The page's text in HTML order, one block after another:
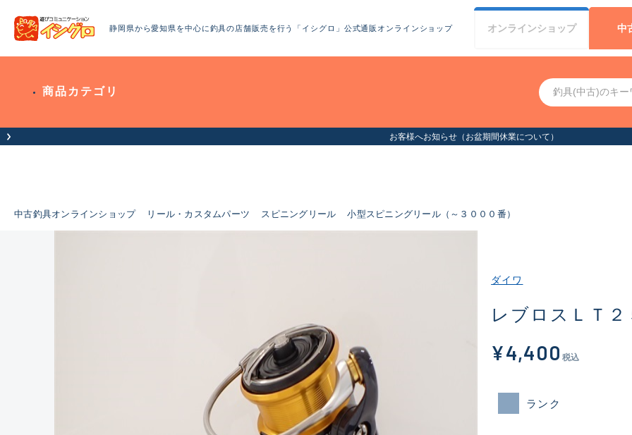
静岡県から愛知県を中心に釣具の店舗販売を行う「イシグロ」公式通販オンラインショップ オンラインショップ 中
商品カテゴリ
お客様へお知らせ（お盆期間休業について）
中古釣具オンラインショップ リール・カスタムパーツ スピニングリール 小型スピニングリール（～３０００番）
ダイワ
レブロスＬＴ２
¥4,400 税込
ランク